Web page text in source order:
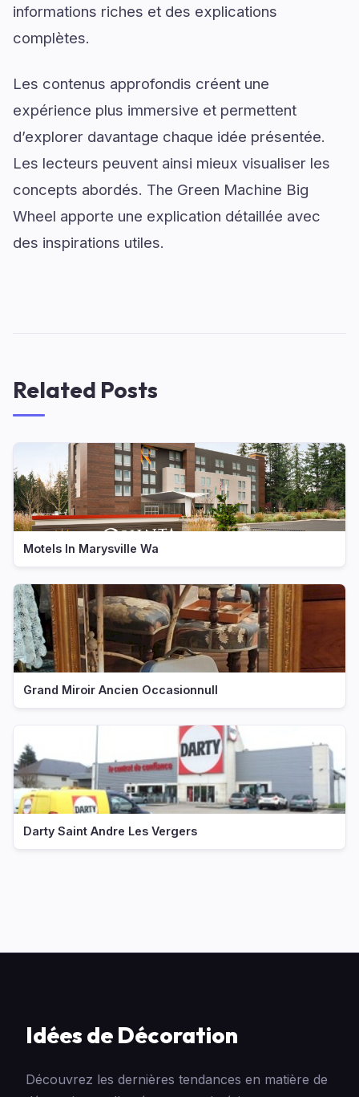
informations riches et des explications
complètes.
Les contenus approfondis créent une
expérience plus immersive et permettent
d’explorer davantage chaque idée présentée.
Les lecteurs peuvent ainsi mieux visualiser les
concepts abordés. The Green Machine Big
Wheel apporte une explication détaillée avec
des inspirations utiles.
Related Posts
Motels In Marysville Wa
Grand Miroir Ancien Occasionnull
Darty Saint Andre Les Vergers
Idées de Décoration
Découvrez les dernières tendances en matière de